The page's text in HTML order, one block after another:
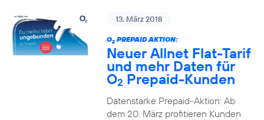
13. März 2018
O2PREPAID AKTION:
Neuer Allnet Flat-Tarif
und mehr Daten für
O2 Prepaid-Kunden
Datenstarke Prepaid-Aktion: Ab
dem 20. März profitieren Kunden